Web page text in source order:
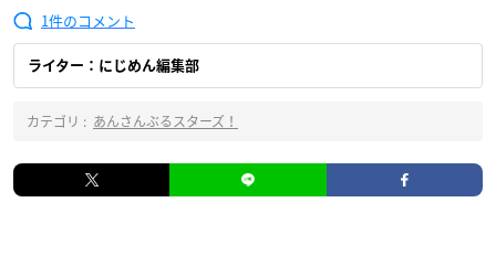
1
ライター：にじめん編集部
カテゴリ : あんさんぶるスターズ！